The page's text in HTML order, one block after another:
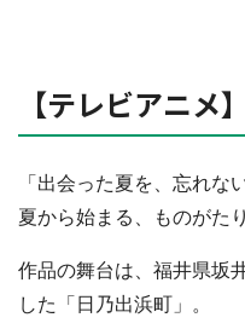
【テレビアニメ
「出会った夏を、忘れな
夏から始まる、ものがた
作品の舞台は、福井県坂
した「日乃出浜町」。